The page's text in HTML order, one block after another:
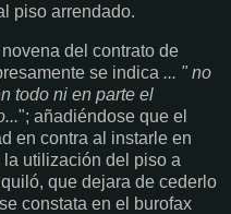
piso arrendado.
del contrato de
se indica ... " no
todo ni en parte el
"; añadiéndose que el
en contra al instarle en
utilización del piso a
que dejara de cederlo
constata en el burofax